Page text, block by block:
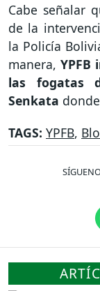
Cabe señalar
de la
la Policía
manera,
las fogatas
Senkata
TAGS: YPFB,